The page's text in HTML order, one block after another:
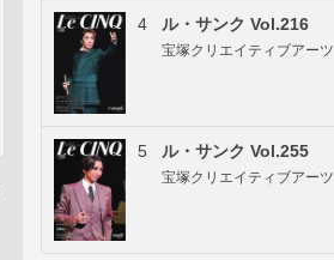
4 ル・サンク Vol.216
宝塚クリエイティブアーツ
5 ル・サンク Vol.255
宝塚クリエイティブアーツ